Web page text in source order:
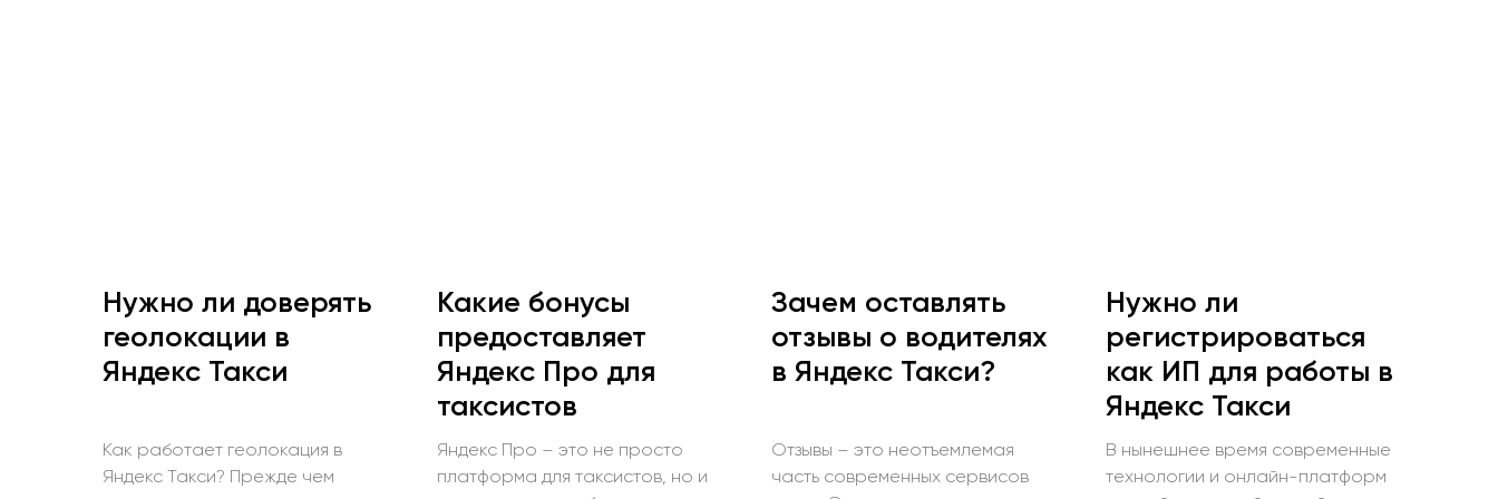
Нужно ли доверять
геолокации в
Яндекс Такси
Как работает геолокация в
Яндекс Такси? Прежде чем
Какие бонусы
предоставляет
Яндекс Про для
таксистов
Яндекс Про – это не просто
платформа для таксистов, но и
Зачем оставлять
отзывы о водителях
в Яндекс Такси?
Отзывы – это неотъемлемая
часть современных сервисов
Нужно ли
регистрироваться
как ИП для работы в
Яндекс Такси
В нынешнее время современные
технологии и онлайн-платформ